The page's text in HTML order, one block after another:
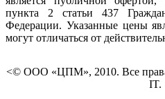
пункта 2 статьи 437
Федерации. Указанные цены
могут отличаться от
<© ООО «ЦПМ», 2010. Все
IT.